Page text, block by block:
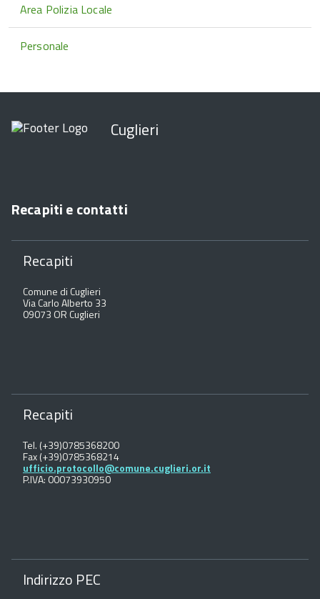
Area Polizia Locale
Personale
Cuglieri
Recapiti e contatti
Recapiti
Comune di Cuglieri
Via Carlo Alberto 33
09073 OR Cuglieri
Recapiti
Tel. (+39)0785368200
Fax (+39)0785368214
ufficio.protocollo@comune.cuglieri.or.it
P.IVA: 00073930950
Indirizzo PEC